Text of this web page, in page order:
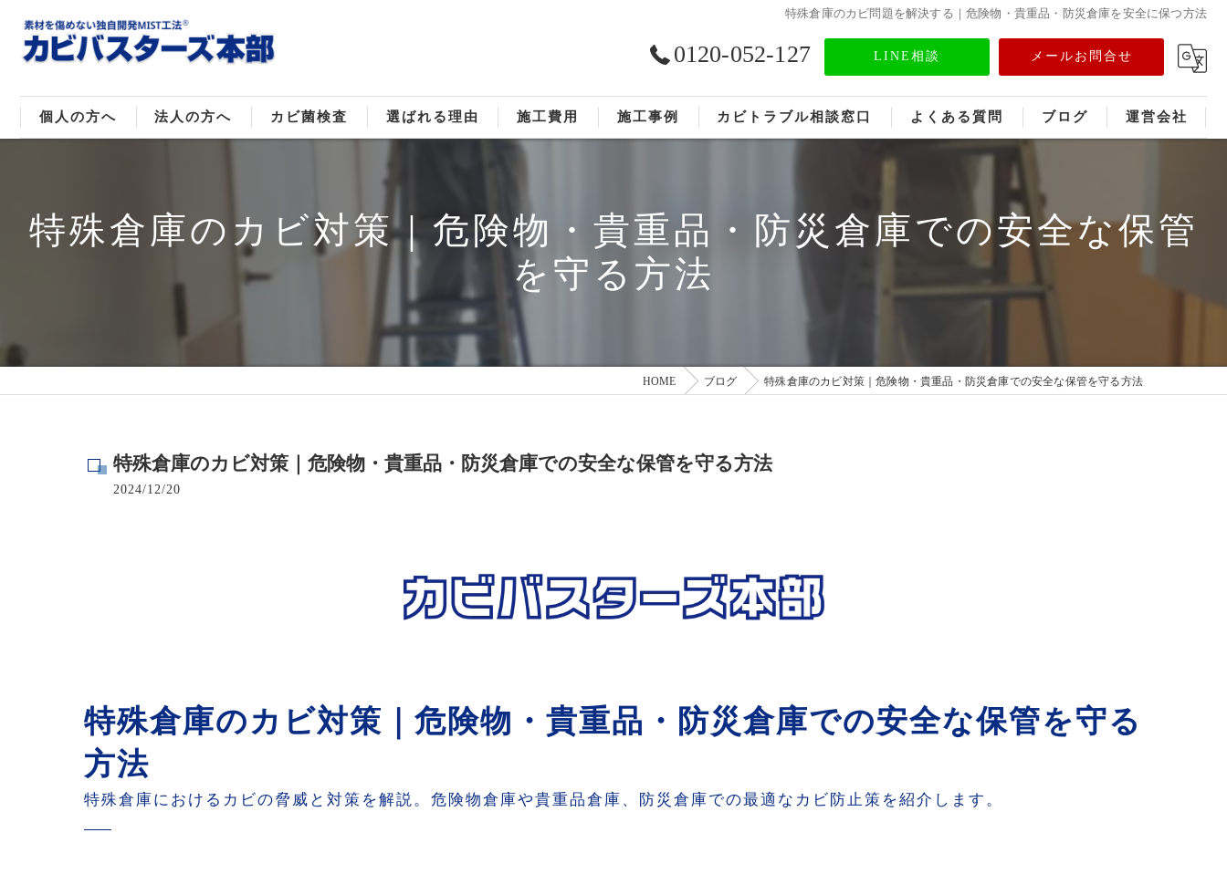
特殊倉庫のカビ問題を解決する｜危険物・貴重品・防災倉庫を安全に保つ方法
0120-052-127 LINE相談 メールお問合せ
個人の方へ
マンションのカビ取り
法人の方へ
倉庫･工場のカビ取り
病院･クリニックのカビ取り
カビ菌検査 選ばれる理由
MIST工法®
ご依頼の流れ
施工費用 施工事例 カビトラブル相談窓口 よくある質問 ブログ 運営会社
メディア情報
特殊倉庫のカビ対策｜危険物・貴重品・防災倉庫での安全な保管
を守る方法
HOME ブログ 特殊倉庫のカビ対策｜危険物・貴重品・防災倉庫での安全な保管を守る方法
特殊倉庫のカビ対策｜危険物・貴重品・防災倉庫での安全な保管を守る方法
2024/12/20
特殊倉庫のカビ対策｜危険物・貴重品・防災倉庫での安全な保管を守る
方法
特殊倉庫におけるカビの脅威と対策を解説。危険物倉庫や貴重品倉庫、防災倉庫での最適なカビ防止策を紹介します。